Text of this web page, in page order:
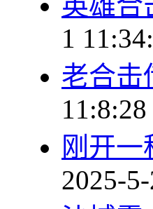
1
老合击
11:8:28
刚开
2025-